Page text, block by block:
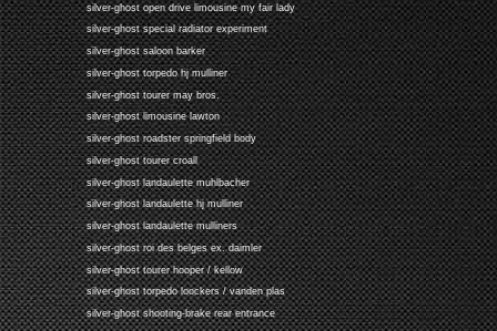
silver-ghost open drive limousine my fair lady
silver-ghost special radiator experiment
silver-ghost saloon barker
silver-ghost torpedo hj mulliner
silver-ghost tourer may bros.
silver-ghost limousine lawton
silver-ghost roadster springfield body
silver-ghost tourer croall
silver-ghost landaulette muhlbacher
silver-ghost landaulette hj mulliner
silver-ghost landaulette mulliners
silver-ghost roi des belges ex. daimler
silver-ghost tourer hooper / kellow
silver-ghost torpedo loockers / vanden plas
silver-ghost shooting-brake rear entrance